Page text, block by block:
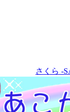
さくら -